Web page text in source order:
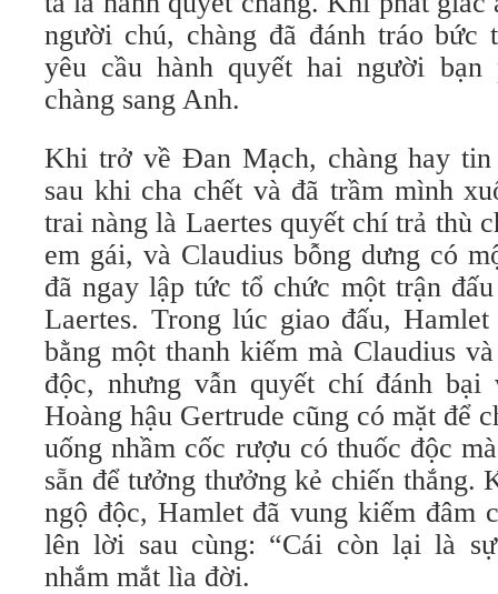
người chú, chàng đã đánh tráo
yêu cầu hành quyết hai người
chàng sang Anh.
Khi trở về Đan Mạch, chàng hay tin
sau khi cha chết và đã trầm mình
trai nàng là Laertes quyết chí trả thù
em gái, và Claudius bỗng dưng có
đã ngay lập tức tổ chức một trận
Laertes. Trong lúc giao đấu,
bằng một thanh kiếm mà Claudius
độc, nhưng vẫn quyết chí đánh bại
Hoàng hậu Gertrude cũng có mặt để
uống nhầm cốc rượu có thuốc độc
sẵn để tưởng thưởng kẻ chiến thắng.
ngộ độc, Hamlet đã vung kiếm đâm
lên lời sau cùng: “Cái còn lại là
nhắm mắt lìa đời.